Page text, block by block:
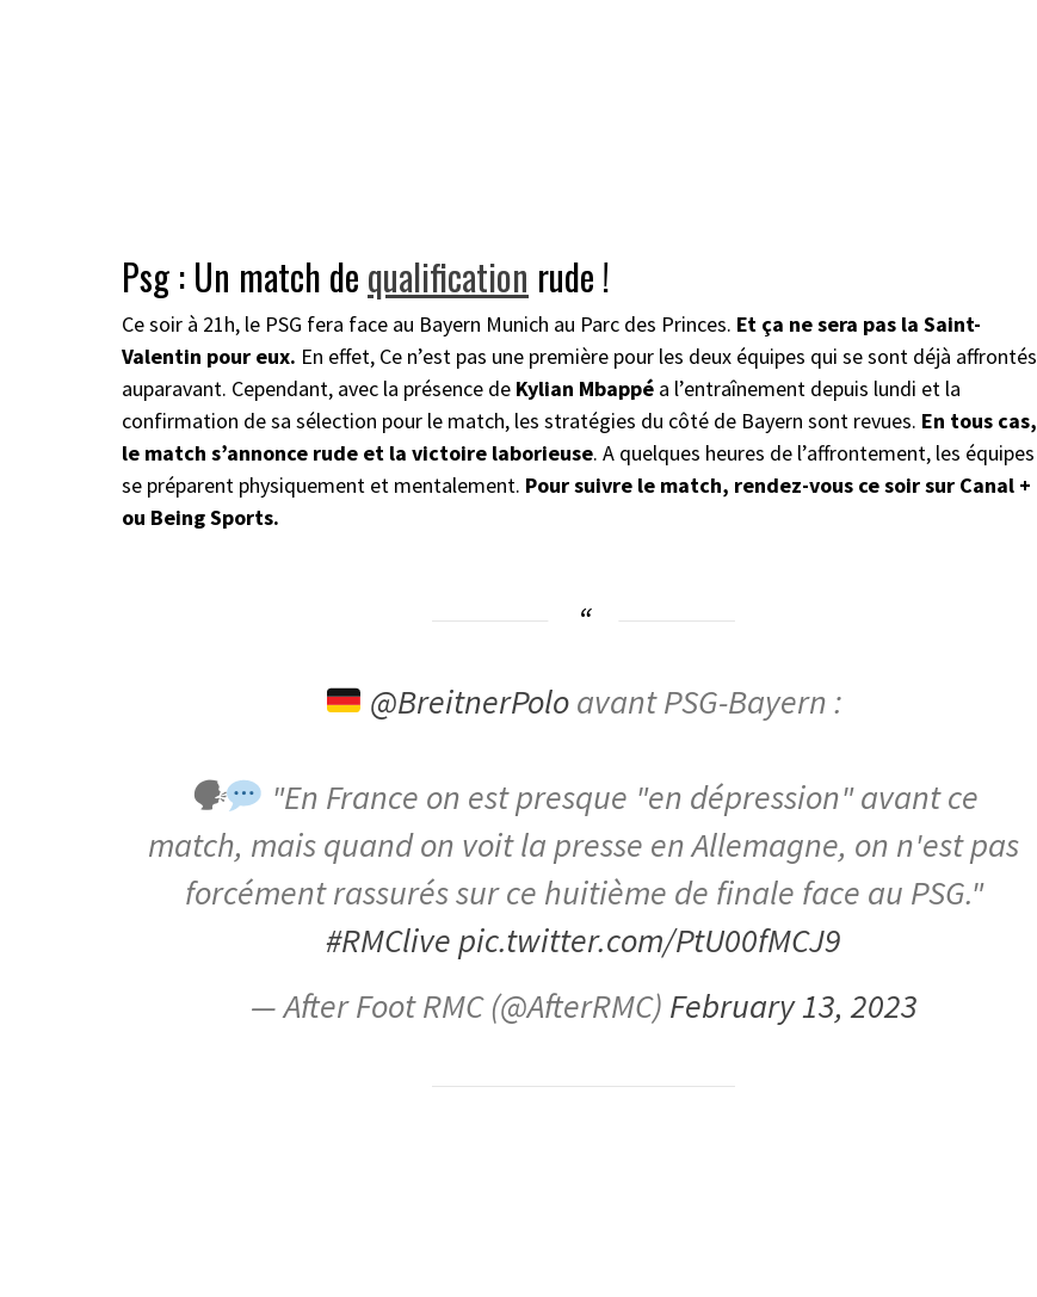
Psg : Un match de qualification rude !
Ce soir à 21h, le PSG fera face au Bayern Munich au Parc des Princes. Et ça ne sera pas la Saint-
Valentin pour eux. En effet, Ce n’est pas une première pour les deux équipes qui se sont déjà affrontés
auparavant. Cependant, avec la présence de Kylian Mbappé a l’entraînement depuis lundi et la
confirmation de sa sélection pour le match, les stratégies du côté de Bayern sont revues. En tous cas,
le match s’annonce rude et la victoire laborieuse. A quelques heures de l’affrontement, les équipes
se préparent physiquement et mentalement. Pour suivre le match, rendez-vous ce soir sur Canal +
ou Being Sports.
@BreitnerPoloavant PSG-Bayern :
🗣
"En France on est presque "en dépression" avant ce
match, mais quand on voit la presse en Allemagne, on n'est pas
forcément rassurés sur ce huitième de finale face au PSG."
#RMClive pic.twitter.com/PtU00fMCJ9
— After Foot RMC (@AfterRMC) February 13, 2023